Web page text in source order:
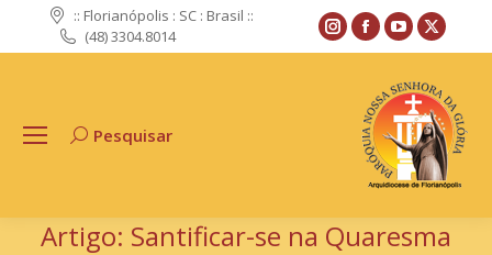
:: Florianópolis : SC : Brasil ::
(48) 3304.8014
Instagram
page
new
window
Facebook
page
opens
in
new
window
YouTube
page
opens
in
new
window
X
page
in
new
Search:Pesquisar
Artigo: Santificar-se na Quaresma